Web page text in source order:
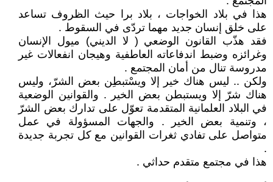
هذا في بلاد الخواجات ، بلاد برا حيث الظروف تساعد
على خلق إنسان جديد مهما تردّى في السقوط .
فقد هذّب القانون الوضعي ( لا الديني) ميول الإنسان
وغرائزه وضبط اندفاعاته العاطفية وهيجان انفعالات غير
مدروسة تنال من أمان المجتمع .
ولكن .. ليس هناك خير إلا ويسْتبطِن بعض الشرّ، وليس
هناك شرّ إلا ويستبطن بعض الخير . والقوانين الوضعية
في البلاد العلمانية المتقدمة تعوّل على تدارك بعض الشرّ
، وتنمية بعض الخير . والجهات المسؤولة في عمل
متواصل على تفادي ثغرات القوانين مع كل تجربة جديدة
.
هذا في مجتمع متقدم حداثي .